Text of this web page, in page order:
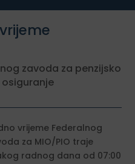
zavoda za penzijsko
vrijeme Federalnog
za MIO/PIO traje
radnog dana od 07:00